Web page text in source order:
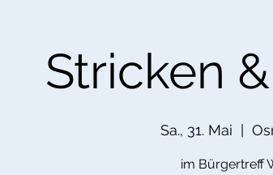
Stricken
Sa., 31. Mai
im Bürgertreff